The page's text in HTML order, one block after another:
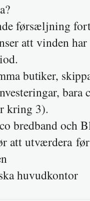
førsæljning
att vinden
butiker,
kring 3).
bredband och
att utværdera
huvudkontor